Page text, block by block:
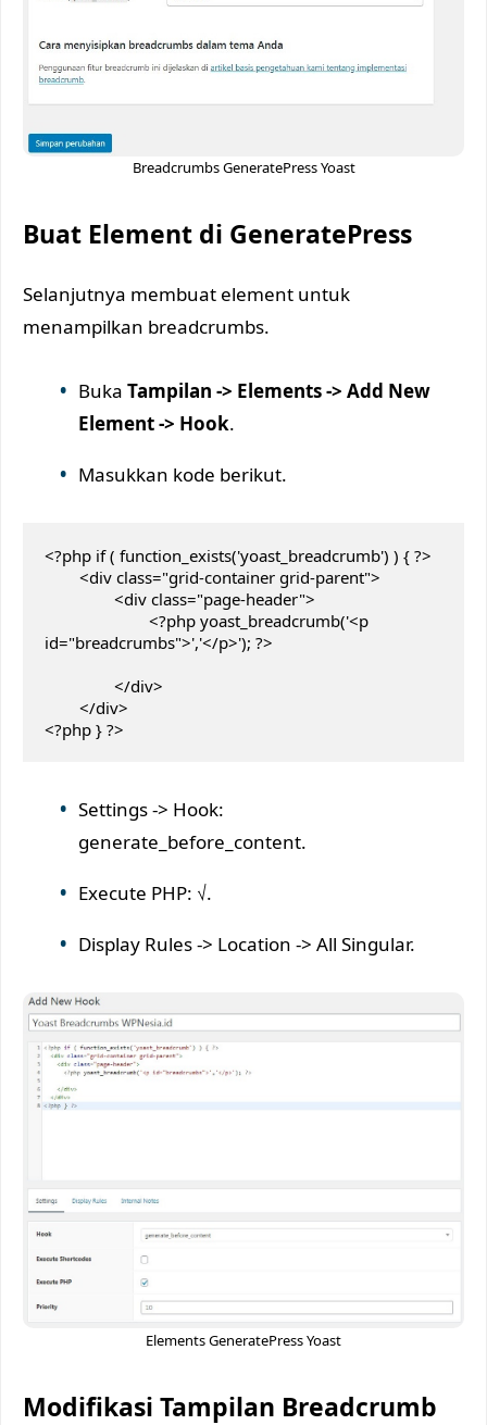
Breadcrumbs GeneratePress Yoast
Buat Element di GeneratePress
Selanjutnya membuat element untuk
menampilkan breadcrumbs.
Buka Tampilan -> Elements -> Add New
Element -> Hook.
Masukkan kode berikut.
<?php if ( function_exists('yoast_breadcrumb') ) { ?>
id="breadcrumbs">','</p>'); ?>
<?php } ?>
Settings -> Hook:
generate_before_content.
Execute PHP: √.
Display Rules -> Location -> All Singular.
Elements GeneratePress Yoast
Modifikasi Tampilan Breadcrumb